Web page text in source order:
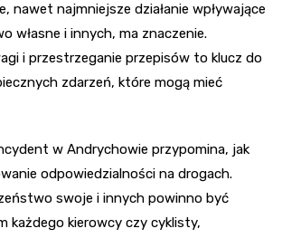
nawet najmniejsze działanie wpływające
własne i innych, ma znaczenie.
i przestrzeganie przepisów to klucz do
zdarzeń, które mogą mieć
w Andrychowie przypomina, jak
odpowiedzialności na drogach.
swoje i innych powinno być
każdego kierowcy czy cyklisty,